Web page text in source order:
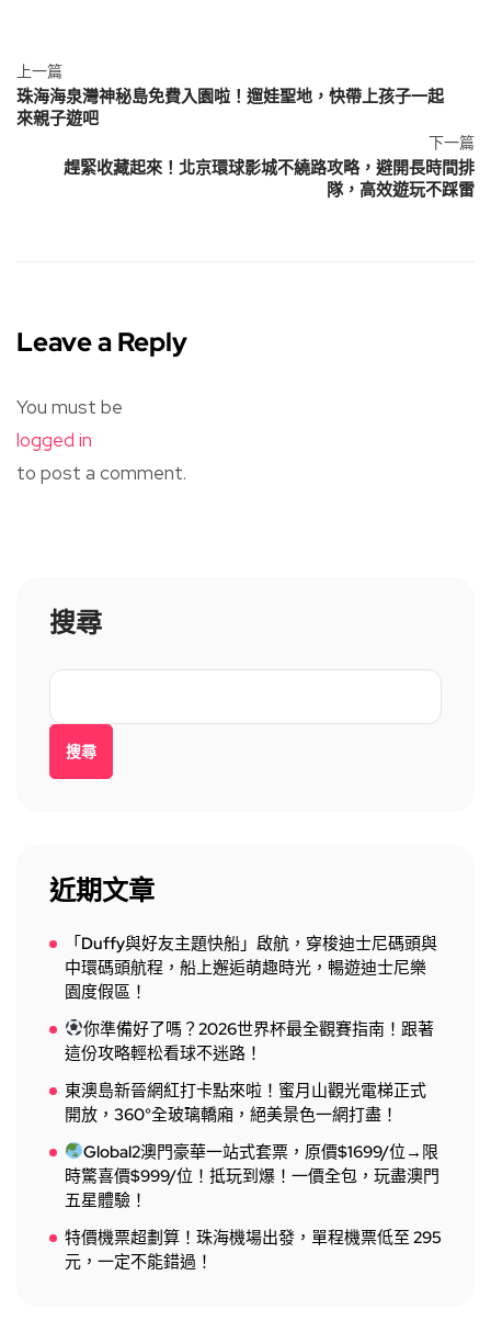
上一篇
珠海海泉灣神秘島免費入園啦！遛娃聖地，快帶上孩子一起
來親子遊吧
下一篇
趕緊收藏起來！北京環球影城不繞路攻略，避開長時間排
隊，高效遊玩不踩雷
Leave a Reply
You must be
logged in
to post a comment.
搜尋
搜尋
近期文章
「Duffy與好友主題快船」啟航，穿梭迪士尼碼頭與
中環碼頭航程，船上邂逅萌趣時光，暢遊迪士尼樂
園度假區！
你準備好了嗎？2026世界杯最全觀賽指南！跟著
這份攻略輕松看球不迷路！
東澳島新晉網紅打卡點來啦！蜜月山觀光電梯正式
開放，360°全玻璃轎廂，絕美景色一網打盡！
Global2澳門豪華一站式套票，原價$1699/位→限
時驚喜價$999/位！抵玩到爆！一價全包，玩盡澳門
五星體驗！
特價機票超劃算！珠海機場出發，單程機票低至 295
元，一定不能錯過！